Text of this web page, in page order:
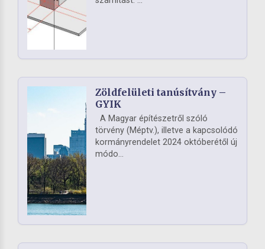
Zöldfelületi tanúsítvány –
GYIK
A Magyar építészetről szóló
törvény (Méptv.), illetve a kapcsolódó
kormányrendelet 2024 októberétől új
módo...